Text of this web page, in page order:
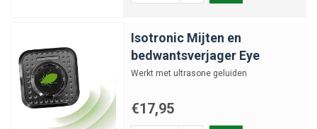
Isotronic Mijten en
bedwantsverjager Eye
Werkt met ultrasone geluiden
€17,95